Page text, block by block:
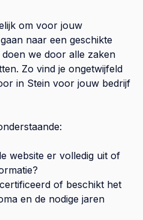
om voor jouw
naar een geschikte
doen we door alle zaken
Zo vind je ongetwijfeld
in Stein voor jouw bedrijf
website er volledig uit of
of beschikt het
en de nodige jaren